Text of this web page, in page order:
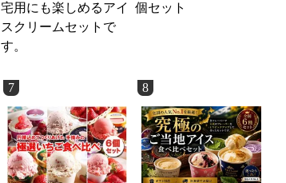
宅用にも楽しめるアイ
スクリームセットで
す。
個セット
7 8